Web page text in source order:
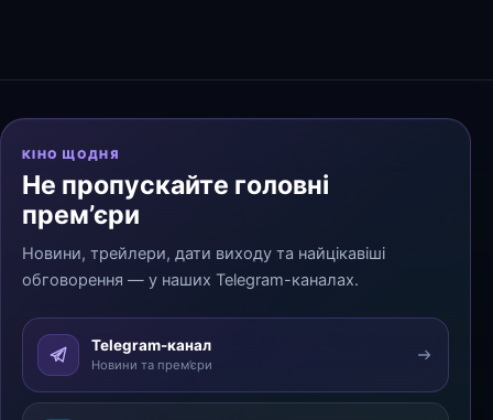
КІНО ЩОДНЯ
Не пропускайте головні
прем’єри
Новини, трейлери, дати виходу та найцікавіші
обговорення — у наших Telegram-каналах.
Telegram-канал
Новини та прем’єри